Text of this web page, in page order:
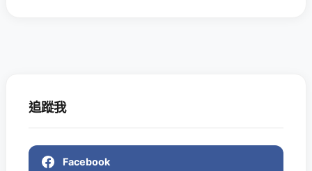
追蹤我
Facebook